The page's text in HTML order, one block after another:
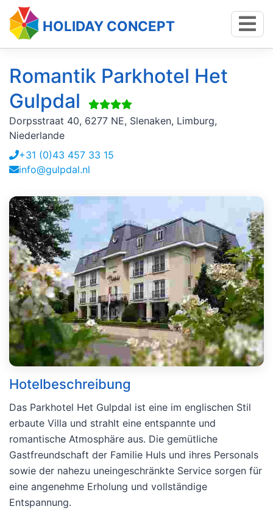
HOLIDAY CONCEPT
Romantik Parkhotel Het
Gulpdal
Dorpsstraat 40, 6277 NE, Slenaken, Limburg,
Niederlande
+31 (0)43 457 33 15
info@gulpdal.nl
Hotelbeschreibung
Das Parkhotel Het Gulpdal ist eine im englischen Stil
erbaute Villa und strahlt eine entspannte und
romantische Atmosphäre aus. Die gemütliche
Gastfreundschaft der Familie Huls und ihres Personals
sowie der nahezu uneingeschränkte Service sorgen für
eine angenehme Erholung und vollständige
Entspannung.